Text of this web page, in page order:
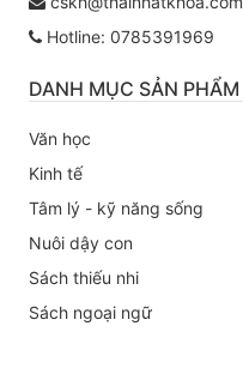
Hotline: 0785391969
DANH MỤC SẢN PHẨM
Văn học
Kinh tế
Tâm lý - kỹ năng sống
Nuôi dậy con
Sách thiếu nhi
Sách ngoại ngữ